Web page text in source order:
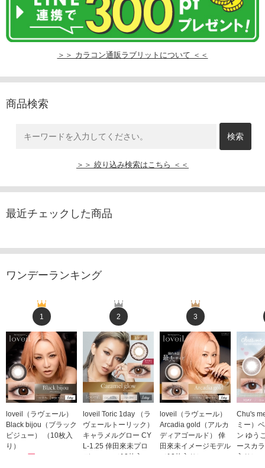
＞＞ カラコン通販ラブリットについて ＜＜
商品検索
＞＞ 絞り込み検索はこちら ＜＜
最近チェックした商品
ワンデーランキング
1
loveil（ラヴェール）
Black bijou（ブラック
ビジュー） （10枚入
り）
1,760円
2
loveil Toric 1day （ラ
ヴェールトーリック）
キャラメルグロー CY
L-1.25 倖田來未プロ
デュース （10枚入
3
loveil（ラヴェール）
Arcadia gold（アルカ
ディアゴールド） 倖
田來未イメージモデル
（10枚入り）
Chu's
ミー）
ン ゆう
ースカ
入り）